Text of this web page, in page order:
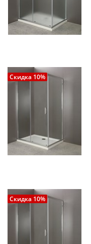
Скидка 10%
Скидка 10%